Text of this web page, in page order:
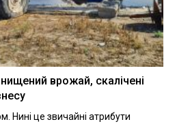
врожай, скалічені
Нині це звичайні атрибути